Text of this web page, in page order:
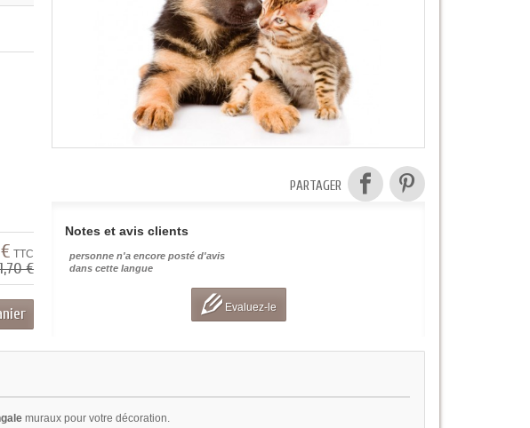
PARTAGER
Notes et avis clients
personne n'a encore posté d'avis
dans cette langue
Evaluez-le
TTC
1,70 €
muraux pour votre décoration.